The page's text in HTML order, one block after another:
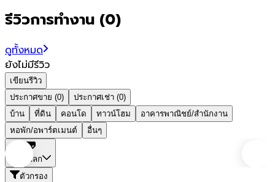
รีวิวการทำงาน (0)
ดูทั้งหมด
ยังไม่มีรีวิว
เขียนรีวิว
ประกาศขาย (0)
ประกาศเช่า (0)
บ้าน
ที่ดิน คอนโด ทาวน์โฮม
อาคารพาณิชย์/สำนักงาน
หอพัก/อพาร์ตเมนต์
อื่นๆ
พิษณุโลก
ตัวกรอง